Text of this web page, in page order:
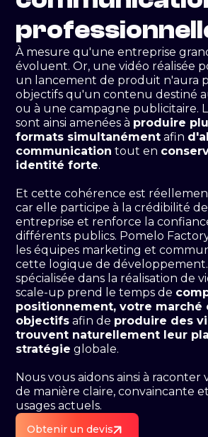
À mesure qu'une entreprise
évoluent. Or, une vidéo réalisée
un lancement de produit n'aura
objectifs qu'un contenu destiné
ou à une campagne publicitaire.
sont ainsi amenées à produire
formats simultanément afin
communication tout en
identité forte.
Et cette cohérence est
car elle participe à la crédibilité
entreprise et renforce la
différents publics. Pomelo
les équipes marketing et
cette logique de
spécialisée dans la réalisation de
scale-up prend le temps de
positionnement, votre marché
objectifs afin de produire des
trouvent naturellement leur
stratégie globale.
Nous vous aidons ainsi à raconter
de manière claire, convaincante
usages actuels.
Obtenir un devis